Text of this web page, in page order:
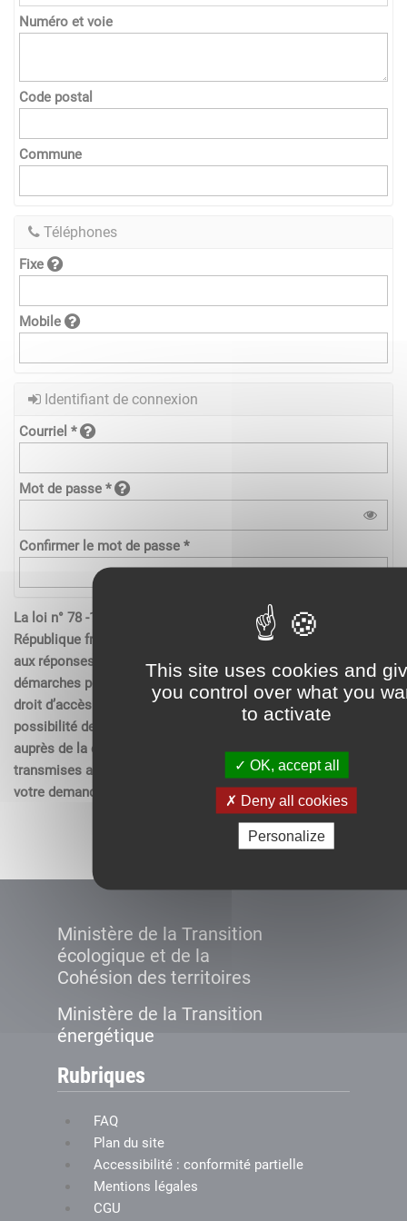
This site uses cookies and
you control over what you
to activate
OK, accept all
Deny all cookies
Personalize
Numéro et voie
Code postal
Commune
Téléphones
Fixe
Mobile
Identifiant de connexion
Courriel *
Mot de passe *
Confirmer le mot de passe *
La loi n° 78 -17 du 6 janvier 1978 relative à l’informatique de la
République française, aux fichiers et aux libertés s’applique
aux réponses contenues dans les demandes effectués sur les
démarches pour les personnes physiques. Elle garantit un
droit d’accès aux données nominatives les concernant et la
possibilité de rectification. Ces droits peuvent être exercés
auprès de la collectivité. Les données recueillies seront
transmises aux services compétents pour l’instruction de
votre demande.
Créer le compte
Ministère de la Transition
écologique et de la
Cohésion des territoires
Ministère de la Transition
énergétique
Rubriques
FAQ
Plan du site
Accessibilité : conformité partielle
Mentions légales
CGU